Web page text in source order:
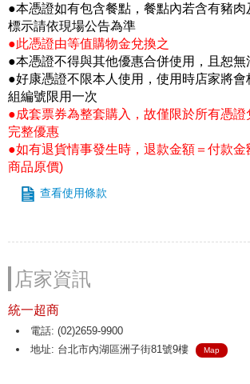
●本憑證如有包含餐點，餐點內若含有豬
標示請依現場公告為準
●此憑證由等值購物金兌換之
●本憑證不得與其他優惠合併使用，且恕無
●好康憑證不限本人使用，使用時店家將會
組編號限用一次
●成套票券為整套購入，故僅限於所有憑
完整優惠
●如有退貨情事發生時，退款金額＝付款金
商品原價)
查看使用條款
店家資訊
統一超商
電話: (02)2659-9900
地址: 台北市內湖區洲子街81號9樓
Map